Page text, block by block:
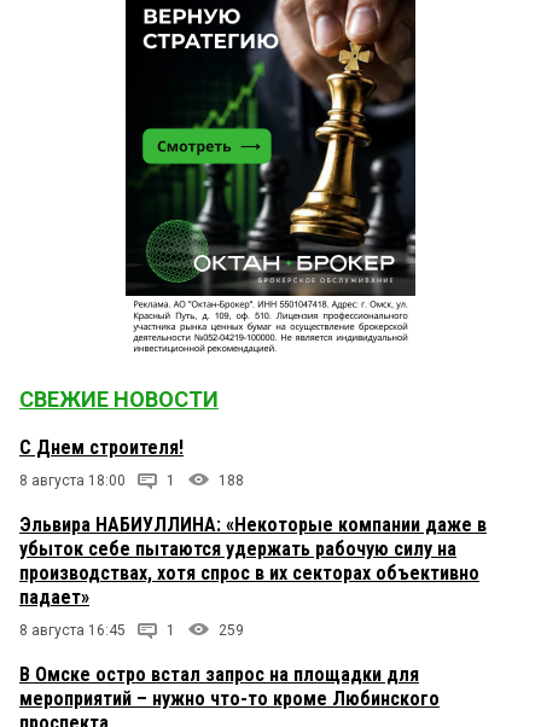
СВЕЖИЕ НОВОСТИ
С Днем строителя!
8 августа 18:00 1 188
Эльвира НАБИУЛЛИНА: «Некоторые компании даже в
убыток себе пытаются удержать рабочую силу на
производствах, хотя спрос в их секторах объективно
падает»
8 августа 16:45 1 259
В Омске остро встал запрос на площадки для
мероприятий – нужно что-то кроме Любинского